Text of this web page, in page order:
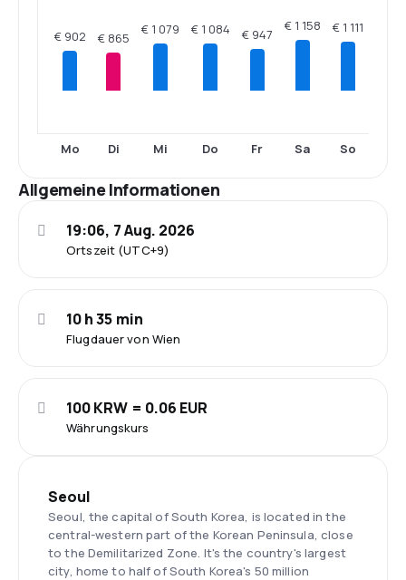
€ 902
Mo
€ 865
Di
€ 1 079
Mi
€ 1 084
Do
€ 947
Fr
€ 1 158
Sa
€ 1 111
So
Allgemeine Informationen
Ortszeit (UTC+9)
19:06, 7 Aug. 2026
Flugdauer von Wien
10 h 35 min
Währungskurs
100 KRW = 0.06 EUR
Seoul
Seoul, the capital of South Korea, is located in the
central-western part of the Korean Peninsula, close
to the Demilitarized Zone. It's the country's largest
city, home to half of South Korea's 50 million